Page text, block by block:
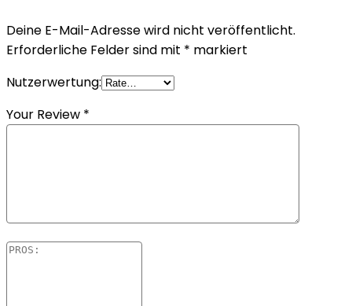
Deine E-Mail-Adresse wird nicht veröffentlicht.
Erforderliche Felder sind mit * markiert
Nutzerwertung:
Your Review *